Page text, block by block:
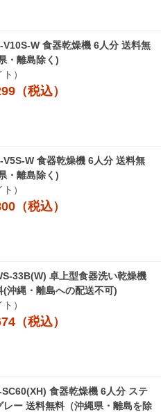
V10S-W 食器乾燥機 6人分 送料無
・離島除く)
）
（税込）
V5S-W 食器乾燥機 6人分 送料無
・離島除く)
）
（税込）
33B(W) 卓上型食器洗い乾燥機
(沖縄・離島への配送不可)
）
（税込）
SC60(XH) 食器乾燥機 6人分 ステ
レー 送料無料（沖縄県・離島を除